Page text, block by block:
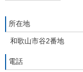
所在地
和歌山市谷2番地
電話